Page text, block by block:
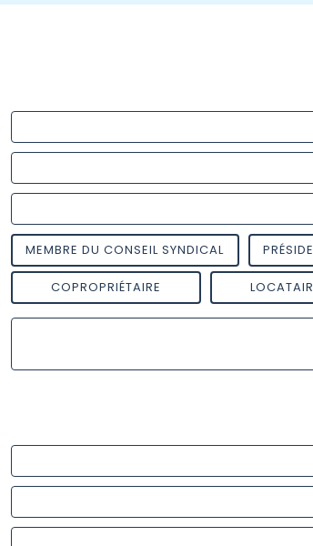
MEMBRE DU CONSEIL SYNDICAL
COPROPRIÉTAIRE